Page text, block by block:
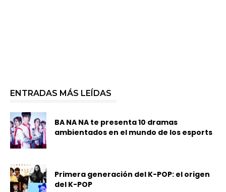
ENTRADAS MÁS LEÍDAS
BA NA NA te presenta 10 dramas
ambientados en el mundo de los esports
Primera generación del K-POP: el origen
del K-POP